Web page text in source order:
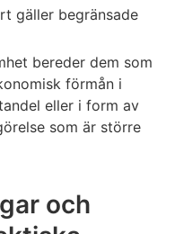
gäller begränsade
bereder dem som
förmån i
eller i form av
som är större
och